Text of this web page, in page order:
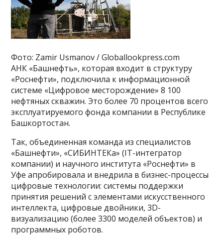
Фото: Zamir Usmanov / Globallookpress.com
АНК «Башнефть», которая входит в структуру
«Роснефти», подключила к информационной
системе «Цифровое месторождение» 8 100
нефтяных скважин. Это более 70 процентов всего
эксплуатируемого фонда компании в Республике
Башкортостан.
Так, объединенная команда из специалистов
«Башнефти», «СИБИНТЕКа» (IТ-интегратор
компании) и научного института «Роснефти» в
Уфе апробировала и внедрила в бизнес-процессы
цифровые технологии: системы поддержки
принятия решений с элементами искусственного
интеллекта, цифровые двойники, 3D-
визуализацию (более 3300 моделей объектов) и
программных роботов.